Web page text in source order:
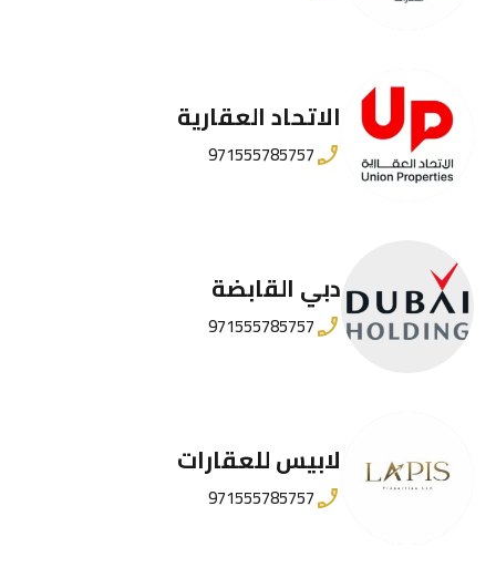
الاتحاد العقارية
971555785757
دبي القابضة
971555785757
لابيس للعقارات
971555785757